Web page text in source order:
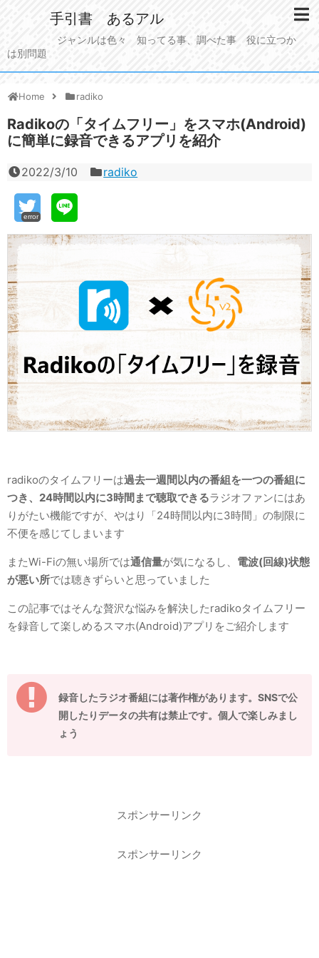
手引書 あるアル
ジャンルは色々 知ってる事、調べた事 役に立つか
は別問題
Home radiko
Radikoの「タイムフリー」をスマホ(Android)
に簡単に録音できるアプリを紹介
2022/3/10 radiko
error
radikoのタイムフリーは過去一週間以内の番組を一つの番組に
つき、 24時間以内に3時間まで聴取できるラジオファンにはあ
りがたい機能ですが、やはり「24時間以内に3時間」の制限に
不便を感じてしまいます
またWi-Fiの無い場所では通信量が気になるし、 電波(回線)状態
が悪い所では聴きずらいと思っていました
この記事ではそんな贅沢な悩みを解決したradikoタイムフリー
を録音して楽しめるスマホ(Android)アプリをご紹介します
録音したラジオ番組には著作権があります。SNSで公
開したりデータの共有は禁止です。個人で楽しみまし
ょう
スポンサーリンク
スポンサーリンク